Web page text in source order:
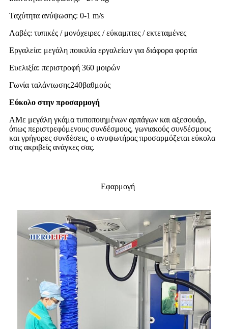
Ταχύτητα ανύψωσης: 0-1 m/s
Λαβές: τυπικές / μονόχειρες / εύκαμπτες / εκτεταμένες
Εργαλεία: μεγάλη ποικιλία εργαλείων για διάφορα φορτία
Ευελιξία: περιστροφή 360 μοιρών
Γωνία ταλάντωσης240βαθμούς
Εύκολο στην προσαρμογή
AΜε μεγάλη γκάμα τυποποιημένων αρπάγων και αξεσουάρ,
όπως περιστρεφόμενους συνδέσμους, γωνιακούς συνδέσμους
και γρήγορες συνδέσεις, ο ανυψωτήρας προσαρμόζεται εύκολα
στις ακριβείς ανάγκες σας.
Εφαρμογή